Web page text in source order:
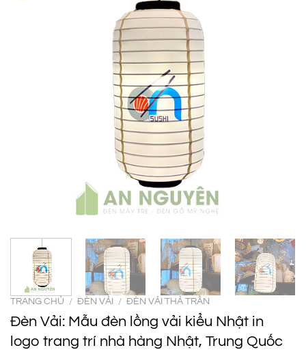
TRANG CHỦ / ĐÈN VẢI / ĐÈN VẢI THẢ TRẦN
Đèn Vải: Mẫu đèn lồng vải kiểu Nhật in
logo trang trí nhà hàng Nhật, Trung Quốc